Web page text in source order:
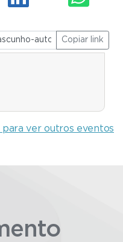
Copiar link
para ver outros eventos